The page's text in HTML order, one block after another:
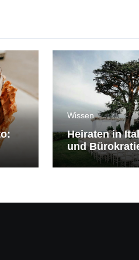
Wissen
Heiraten in
und